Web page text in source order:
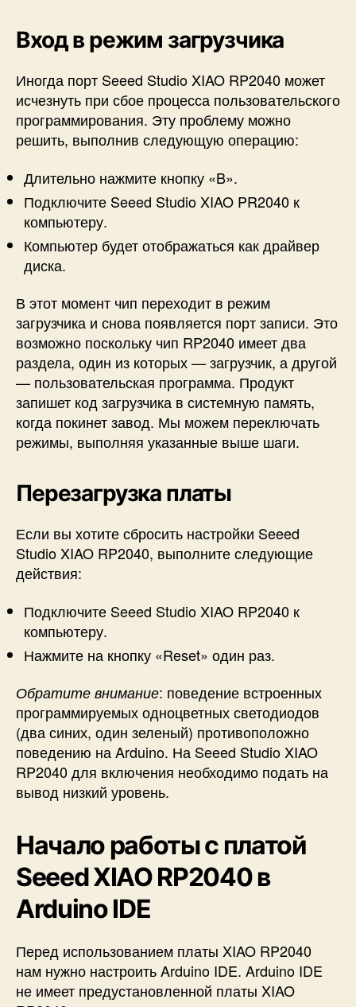
Вход в режим загрузчика
Иногда порт Seeed Studio XIAO RP2040 может
исчезнуть при сбое процесса пользовательского
программирования. Эту проблему можно
решить, выполнив следующую операцию:
Длительно нажмите кнопку «B».
Подключите Seeed Studio XIAO PR2040 к
компьютеру.
Компьютер будет отображаться как драйвер
диска.
В этот момент чип переходит в режим
загрузчика и снова появляется порт записи. Это
возможно поскольку чип RP2040 имеет два
раздела, один из которых — загрузчик, а другой
— пользовательская программа. Продукт
запишет код загрузчика в системную память,
когда покинет завод. Мы можем переключать
режимы, выполняя указанные выше шаги.
Перезагрузка платы
Если вы хотите сбросить настройки Seeed
Studio XIAO RP2040, выполните следующие
действия:
Подключите Seeed Studio XIAO RP2040 к
компьютеру.
Нажмите на кнопку «Reset» один раз.
Обратите внимание: поведение встроенных
программируемых одноцветных светодиодов
(два синих, один зеленый) противоположно
поведению на Arduino. На Seeed Studio XIAO
RP2040 для включения необходимо подать на
вывод низкий уровень.
Начало работы с платой
Seeed XIAO RP2040 в
Arduino IDE
Перед использованием платы XIAO RP2040
нам нужно настроить Arduino IDE. Arduino IDE
не имеет предустановленной платы XIAO